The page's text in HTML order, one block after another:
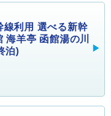
線利用 選べる新幹
海羊亭 函館湯の川
泊)